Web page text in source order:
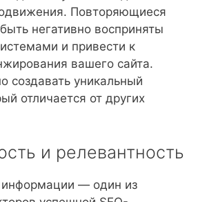
Повторяющиеся
негативно восприняты
и привести к
вашего сайта.
создавать уникальный
отличается от других
и релевантность
информации — один из